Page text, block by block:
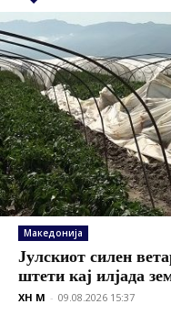
Македонија
Јулскиот силен
штети кај илјада
XH M - 09.08.2026 15:37